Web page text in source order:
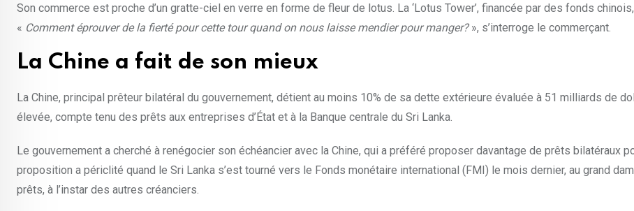
Son commerce est proche d’un gratte-ciel en verre en forme de fleur de lotus. La ‘Lotus Tower’, financée par des fonds
« Comment éprouver de la fierté pour cette tour quand on nous laisse mendier pour manger?», s’interroge le commerçant.
La Chine a fait de son mieux
La Chine, principal prêteur bilatéral du gouvernement, détient au moins 10% de sa dette extérieure évaluée à 51 milliards de
élevée, compte tenu des prêts aux entreprises d’État et à la Banque centrale du Sri Lanka.
Le gouvernement a cherché à renégocier son échéancier avec la Chine, qui a préféré proposer davantage de prêts bilatéraux
proposition a périclité quand le Sri Lanka s’est tourné vers le Fonds monétaire international (FMI) le mois dernier, au grand
prêts, à l’instar des autres créanciers.